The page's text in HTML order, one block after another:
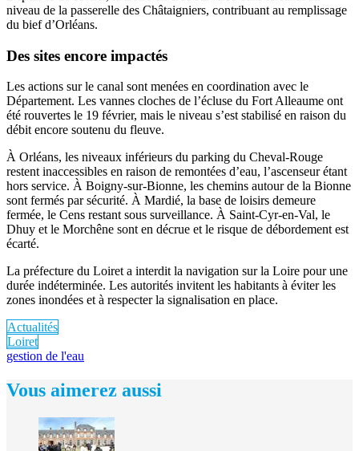
niveau de la passerelle des Châtaigniers, contribuant au remplissage
du bief d’Orléans.
Des sites encore impactés
Les actions sur le canal sont menées en coordination avec le
Département. Les vannes cloches de l’écluse du Fort Alleaume ont
été rouvertes le 19 février, mais le niveau s’est stabilisé en raison du
débit encore soutenu du fleuve.
À Orléans, les niveaux inférieurs du parking du Cheval-Rouge
restent inaccessibles en raison de remontées d’eau, l’ascenseur étant
hors service. À Boigny-sur-Bionne, les chemins autour de la Bionne
sont fermés par sécurité. À Mardié, la base de loisirs demeure
fermée, le Cens restant sous surveillance. À Saint-Cyr-en-Val, le
Dhuy et le Morchêne sont en décrue et le risque de débordement est
écarté.
La préfecture du Loiret a interdit la navigation sur la Loire pour une
durée indéterminée. Les autorités invitent les habitants à éviter les
zones inondées et à respecter la signalisation en place.
Actualités
Loiret
gestion de l'eau
Vous aimerez aussi